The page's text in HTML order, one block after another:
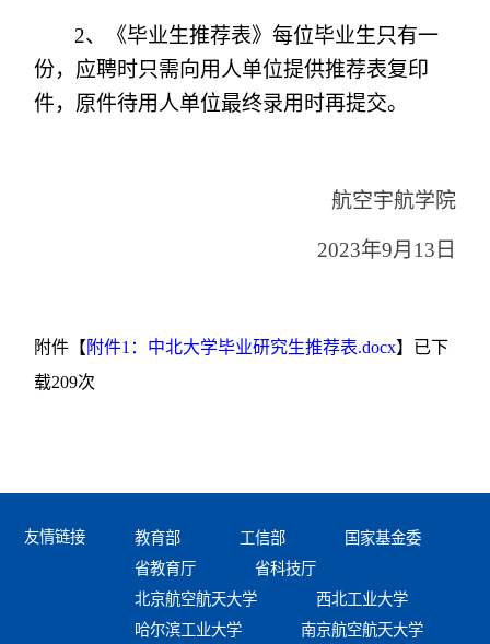
2、《毕业生推荐表》每位毕业生只有一
份，应聘时只需向用人单位提供推荐表复印
件，原件待用人单位最终录用时再提交。
航空宇航学院
2023年9月13日
附件【 附件1：中北大学毕业研究生推荐表.docx】已下
载209次
友情链接 教育部 工信部
国家基金委
省教育厅
省科技厅
北京航空航天大学
西北工业大学
哈尔滨工业大学
南京航空航天大学